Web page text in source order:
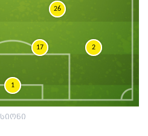
1
2
17
26
სიონი